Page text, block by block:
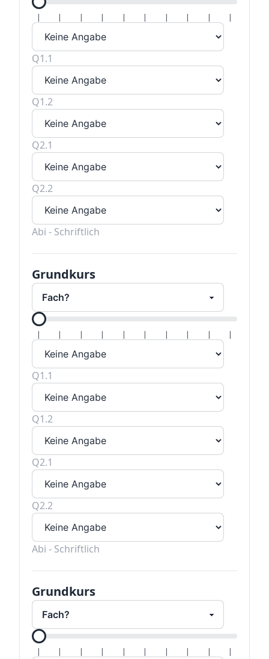
| | | | | | | | | |
Q1.1
Q1.2
Q2.1
Q2.2
Abi - Schriftlich
Grundkurs
| | | | | | | | | |
Q1.1
Q1.2
Q2.1
Q2.2
Abi - Schriftlich
Grundkurs
| | | | | | | | | |